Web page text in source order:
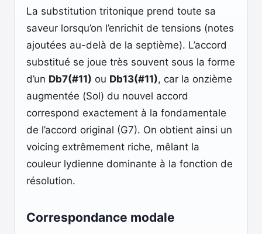
La substitution tritonique prend toute sa
saveur lorsqu’on l’enrichit de tensions (notes
ajoutées au-delà de la septième). L’accord
substitué se joue très souvent sous la forme
d’un Db7(#11) ou Db13(#11), car la onzième
augmentée (Sol) du nouvel accord
correspond exactement à la fondamentale
de l’accord original (G7). On obtient ainsi un
voicing extrêmement riche, mêlant la
couleur lydienne dominante à la fonction de
résolution.
Correspondance modale